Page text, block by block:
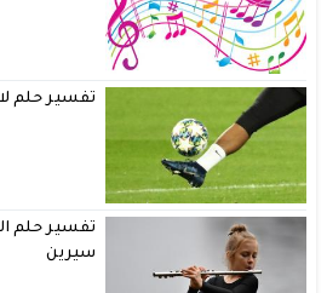
تفسير حلم
تفسير حلم
سيرين